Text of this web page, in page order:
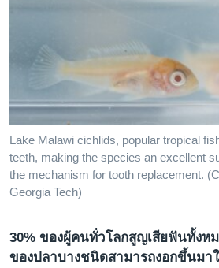
เรียนรู้ภาษาอังกฤษ
พอดคาสต์
ติดตามเรา
Lake Malawi cichlids, popular tropical
teeth, making the species an excellent
the mechanism for tooth replacement.
Georgia Tech)
30% ของผู้คนทั่วโลกสูญเสียฟันทั้งห
ของปลาบางชนิดสามารถงอกขึ้นมา